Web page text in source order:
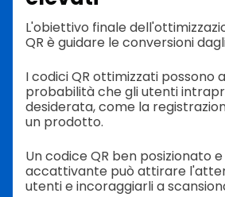
L'obiettivo finale
QR è guidare le conversioni
I codici QR ottimizzati possono
probabilità che gli utenti
desiderata, come la
un prodotto.
Un codice QR ben posizionato
accattivante può attirare
utenti e incoraggiarli a